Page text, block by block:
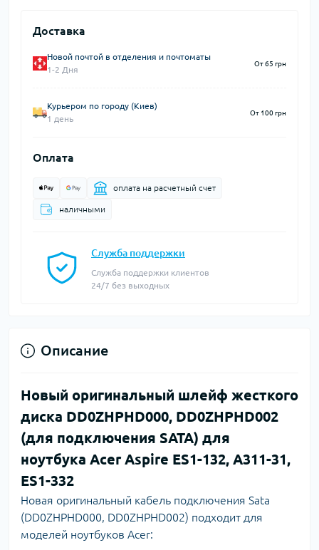
Доставка
Новой почтой в отделения и почтоматы
1-2 Дня
От 65 грн
Курьером по городу (Киев)
1 день
От 100 грн
Оплата
оплата на расчетный счет
наличными
Служба поддержки
Служба поддержки клиентов
24/7 без выходных
Описание
Новый оригинальный шлейф жесткого
диска DD0ZHPHD000, DD0ZHPHD002
(для подключения SATA) для
ноутбука Acer Aspire ES1-132, A311-31,
ES1-332
Новая оригинальный кабель подключения Sata
(DD0ZHPHD000, DD0ZHPHD002) подходит для
моделей ноутбуков Acer: